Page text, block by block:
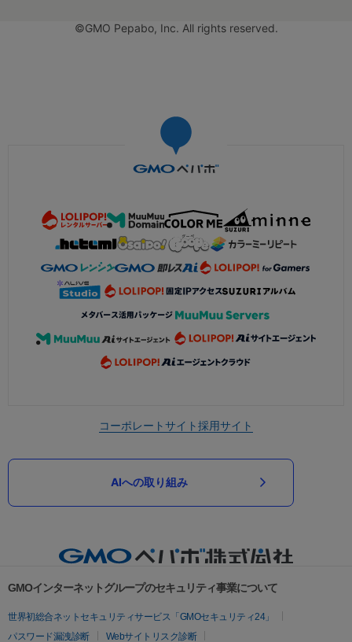
©GMO Pepabo, Inc. All rights reserved.
コーポレートサイト採用サイト
AIへの取り組み
GMOインターネットグループのセキュリティ事業について
世界初総合ネットセキュリティサービス「GMOセキュリティ24」
パスワード漏洩診断
Webサイトリスク診断